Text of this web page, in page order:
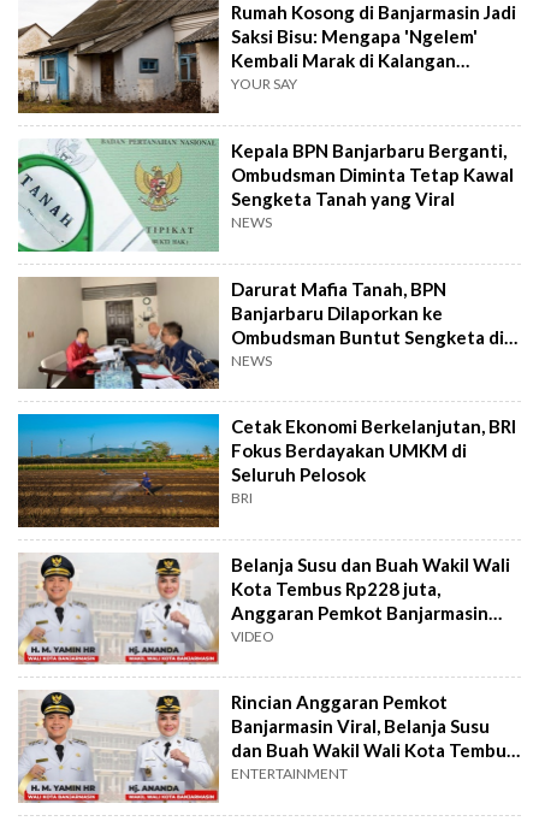
Rumah Kosong di Banjarmasin Jadi
Saksi Bisu: Mengapa 'Ngelem'
Kembali Marak di Kalangan
Remaja?
YOUR SAY
Kepala BPN Banjarbaru Berganti,
Ombudsman Diminta Tetap Kawal
Sengketa Tanah yang Viral
NEWS
Darurat Mafia Tanah, BPN
Banjarbaru Dilaporkan ke
Ombudsman Buntut Sengketa di
Jalan Aneka Tambang
NEWS
Cetak Ekonomi Berkelanjutan, BRI
Fokus Berdayakan UMKM di
Seluruh Pelosok
BRI
Belanja Susu dan Buah Wakil Wali
Kota Tembus Rp228 juta,
Anggaran Pemkot Banjarmasin
Viral
VIDEO
Rincian Anggaran Pemkot
Banjarmasin Viral, Belanja Susu
dan Buah Wakil Wali Kota Tembus
Rp228 juta
ENTERTAINMENT